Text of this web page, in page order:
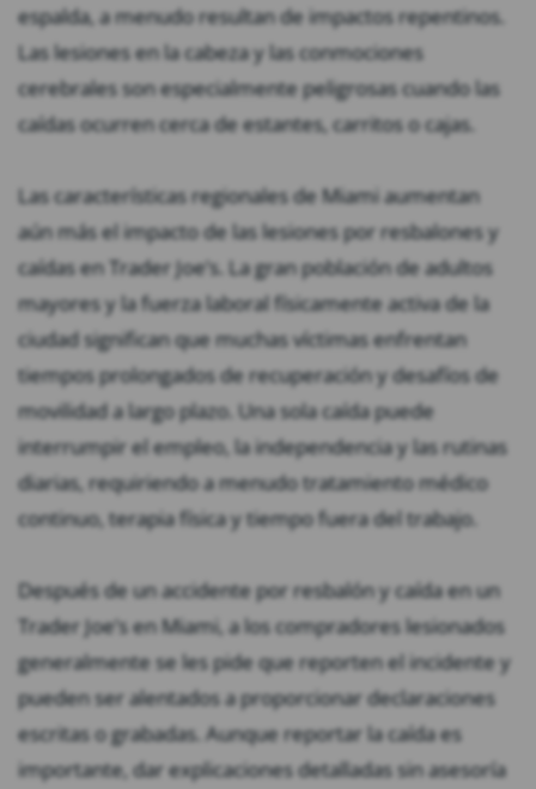
espalda, a menudo resultan de impactos repentinos.
Las lesiones en la cabeza y las conmociones
cerebrales son especialmente peligrosas cuando las
caídas ocurren cerca de estantes, carritos o cajas.
Las características regionales de Miami aumentan
aún más el impacto de las lesiones por resbalones y
caídas en Trader Joe’s. La gran población de adultos
mayores y la fuerza laboral físicamente activa de la
ciudad significan que muchas víctimas enfrentan
tiempos prolongados de recuperación y desafíos de
movilidad a largo plazo. Una sola caída puede
interrumpir el empleo, la independencia y las rutinas
diarias, requiriendo a menudo tratamiento médico
continuo, terapia física y tiempo fuera del trabajo.
Después de un accidente por resbalón y caída en un
Trader Joe’s en Miami, a los compradores lesionados
generalmente se les pide que reporten el incidente y
pueden ser alentados a proporcionar declaraciones
escritas o grabadas. Aunque reportar la caída es
importante, dar explicaciones detalladas sin asesoría